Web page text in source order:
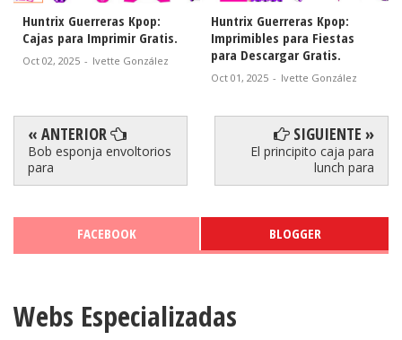
Huntrix Guerreras Kpop:
Imprimibles para Fiestas
para Descargar Gratis.
Lilo y Stitch Live Action:
Cajas para Imprimir Gratis.
Sept 24, 2025 - Ivette González
« ANTERIOR
Bob esponja envoltorios
para
SIGUIENTE »
El principito caja para
lunch para
FACEBOOK BLOGGER
Webs Especializadas